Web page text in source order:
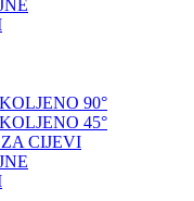
90°
45°
CIJEVI